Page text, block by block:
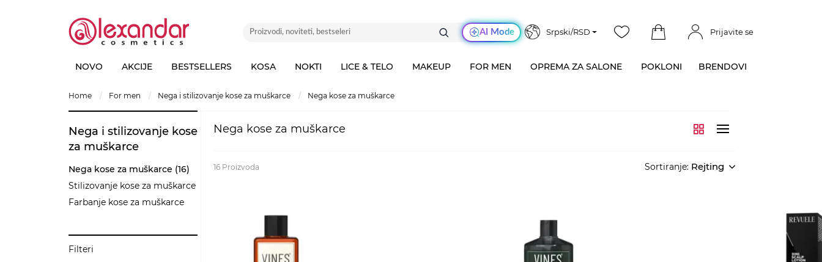
AI Mode Srpski/RSD Prijavite se
NOVO AKCIJE BESTSELLERS KOSA NOKTI LICE & TELO MAKEUP FOR MEN OPREMA ZA SALONE POKLONI BRENDOVI
home for men nega i stilizovanje kose za muškarce nega kose za muškarce
Nega i stilizovanje kose
za muškarce
Nega kose za muškarce (16)
Stilizovanje kose za muškarce
Farbanje kose za muškarce
Filteri
Nega kose za muškarce
16 Proizvoda Sortiranje: Rejting